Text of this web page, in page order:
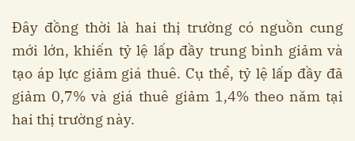
Đây đồng thời là hai thị trường có nguồn cung
mới lớn, khiến tỷ lệ lấp đầy trung bình giảm và
tạo áp lực giảm giá thuê. Cụ thể, tỷ lệ lấp đầy đã
giảm 0,7% và giá thuê giảm 1,4% theo năm tại
hai thị trường này.